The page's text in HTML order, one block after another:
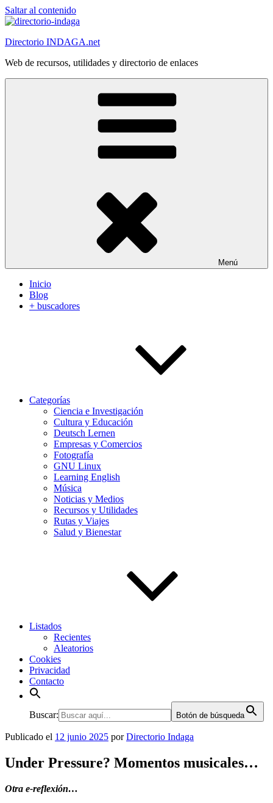
Saltar al contenido
Directorio INDAGA.net
Web de recursos, utilidades y directorio de enlaces
Menú
Inicio
Blog
+ buscadores
Categorías
Ciencia e Investigación
Cultura y Educación
Deutsch Lernen
Empresas y Comercios
Fotografía
GNU Linux
Learning English
Música
Noticias y Medios
Recursos y Utilidades
Rutas y Viajes
Salud y Bienestar
Listados
Recientes
Aleatorios
Cookies
Privacidad
Contacto
Buscar: Botón de búsqueda
Publicado el 12 junio 2025 porDirectorio Indaga
Under Pressure? Momentos musicales…
Otra e-reflexión…